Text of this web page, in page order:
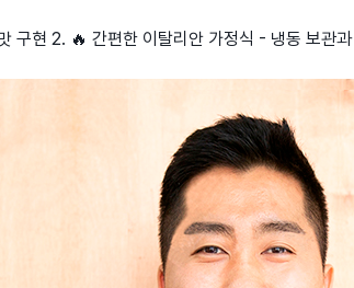
구현 2. 🔥 간편한 이탈리안 가정식 - 냉동 보